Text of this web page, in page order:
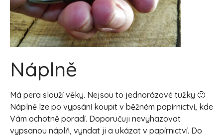
Náplně
Má pera slouží věky. Nejsou to jednorázové tužky 🙂
Náplně lze po vypsání koupit v běžném papírnictví, kde
Vám ochotně poradí. Doporučuji nevyhazovat
vypsanou náplň, vyndat ji a ukázat v papírnictví. Do